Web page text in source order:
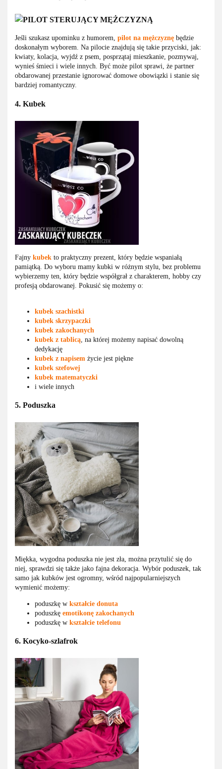
Jeśli szukasz upominku z humorem, pilot na mężczyznę będzie
doskonałym wyborem. Na pilocie znajdują się takie przyciski, jak:
kwiaty, kolacja, wyjdź z psem, posprzątaj mieszkanie, pozmywaj,
wynieś śmieci i wiele innych. Być może pilot sprawi, że partner
obdarowanej przestanie ignorować domowe obowiązki i stanie się
bardziej romantyczny.
4. Kubek
Fajny kubek to praktyczny prezent, który będzie wspaniałą
pamiątką. Do wyboru mamy kubki w różnym stylu, bez problemu
wybierzemy ten, który będzie współgrał z charakterem, hobby czy
profesją obdarowanej. Pokusić się możemy o:
kubek szachistki
kubek skrzypaczki
kubek zakochanych
kubek z tablicą , na której możemy napisać dowolną
dedykację
kubek z napisem życie jest piękne
kubek szefowej
kubek matematyczki
i wiele innych
5. Poduszka
Miękka, wygodna poduszka nie jest zła, można przytulić się do
niej, sprawdzi się także jako fajna dekoracja. Wybór poduszek, tak
samo jak kubków jest ogromny, wśród najpopularniejszych
wymienić możemy:
poduszkę w kształcie donuta
poduszkę emotikonę zakochanych
poduszkę w kształcie telefonu
6. Kocyko-szlafrok